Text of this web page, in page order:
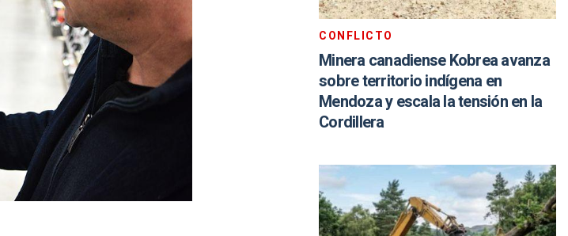
CONFLICTO
Minera canadiense Kobrea avanza
sobre territorio indígena en
Mendoza y escala la tensión en la
Cordillera